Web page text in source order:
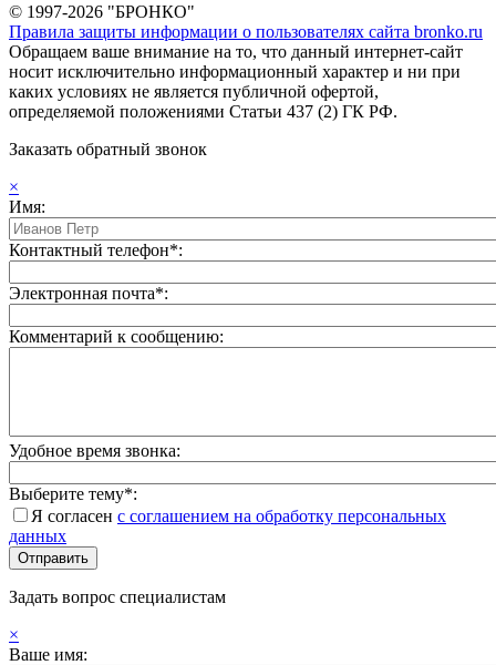
© 1997-2026 "БРОНКО"
Правила защиты информации о пользователях сайта bronko.ru
Обращаем ваше внимание на то, что данный интернет-сайт
носит исключительно информационный характер и ни при
каких условиях не является публичной офертой,
определяемой положениями Статьи 437 (2) ГК РФ.
Заказать обратный звонок
×
Имя:
Контактный телефон*:
Электронная почта*:
Комментарий к сообщению:
Удобное время звонка:
Выберите тему*:
Я согласен с соглашением на обработку персональных
данных
Задать вопрос специалистам
×
Ваше имя: